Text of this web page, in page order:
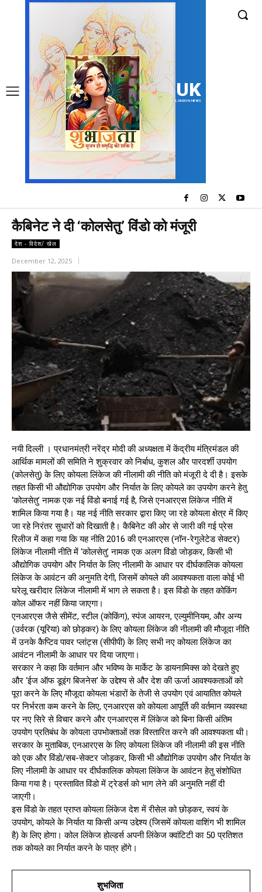
UK
LONDON NEWS
कैबिनेट ने दी ‘कोलसेतु’ विंडो को मंजूरी
देश - विदेश/ खेल
December 12, 2025
नयी दिल्ली । प्रधानमंत्री नरेंद्र मोदी की अध्यक्षता में केंद्रीय मंत्रिमंडल की
आर्थिक मामलों की समिति ने शुक्रवार को निर्बाध, कुशल और पारदर्शी उपयोग
(कोलसेतु) के लिए कोयला लिंकेज की नीलामी की नीति को मंजूरी दे दी है। इसके
तहत किसी भी औद्योगिक उपयोग और निर्यात के लिए कोयले का उपयोग करने हेतु
‘कोलसेतु’ नामक एक नई विंडो बनाई गई है, जिसे एनआरएस लिंकेज नीति में
शामिल किया गया है। यह नई नीति सरकार द्वारा किए जा रहे कोयला क्षेत्र में किए
जा रहे निरंतर सुधारों को दिखाती है। कैबिनेट की ओर से जारी की गई प्रेस
रिलीज में कहा गया कि यह नीति 2016 की एनआरएस (नॉन-रेगुलेटेड सेक्टर)
लिंकेज नीलामी नीति में ‘कोलसेतु’ नामक एक अलग विंडो जोड़कर, किसी भी
औद्योगिक उपयोग और निर्यात के लिए नीलामी के आधार पर दीर्घकालिक कोयला
लिंकेज के आवंटन की अनुमति देगी, जिसमें कोयले की आवश्यकता वाला कोई भी
घरेलू खरीदार लिंकेज नीलामी में भाग ले सकता है। इस विंडो के तहत कोकिंग
कोल ऑफर नहीं किया जाएगा।
एनआरएस जैसे सीमेंट, स्टील (कोकिंग), स्पंज आयरन, एल्युमीनियम, और अन्य
(उर्वरक (यूरिया) को छोड़कर) के लिए कोयला लिंकेज की नीलामी की मौजूदा नीति
में उनके कैप्टिव पावर प्लांट्स (सीपीपी) के लिए सभी नए कोयला लिंकेज का
आवंटन नीलामी के आधार पर दिया जाएगा।
सरकार ने कहा कि वर्तमान और भविष्य के मार्केट के डायनामिक्स को देखते हुए
और ‘ईज ऑफ डूइंग बिजनेस’ के उद्देश्य से और देश की ऊर्जा आवश्यकताओं को
पूरा करने के लिए मौजूदा कोयला भंडारों के तेजी से उपयोग एवं आयातित कोयले
पर निर्भरता कम करने के लिए, एनआरएस को कोयला आपूर्ति की वर्तमान व्यवस्था
पर नए सिरे से विचार करने और एनआरएस में लिंकेज को बिना किसी अंतिम
उपयोग प्रतिबंध के कोयला उपभोक्ताओं तक विस्तारित करने की आवश्यकता थी।
सरकार के मुताबिक, एनआरएस के लिए कोयला लिंकेज की नीलामी की इस नीति
को एक और विंडो/सब-सेक्टर जोड़कर, किसी भी औद्योगिक उपयोग और निर्यात के
लिए नीलामी के आधार पर दीर्घकालिक कोयला लिंकेज के आवंटन हेतु संशोधित
किया गया है। प्रस्तावित विंडो में ट्रेडर्स को भाग लेने की अनुमति नहीं दी
जाएगी।
इस विंडो के तहत प्राप्त कोयला लिंकेज देश में रीसेल को छोड़कर, स्वयं के
उपयोग, कोयले के निर्यात या किसी अन्य उद्देश्य (जिसमें कोयला वाशिंग भी शामिल
है) के लिए होगा। कोल लिंकेज होल्डर्स अपनी लिंकेज क्वांटिटी का 50 प्रतिशत
तक कोयले का निर्यात करने के पात्र होंगे।
शुभजिता